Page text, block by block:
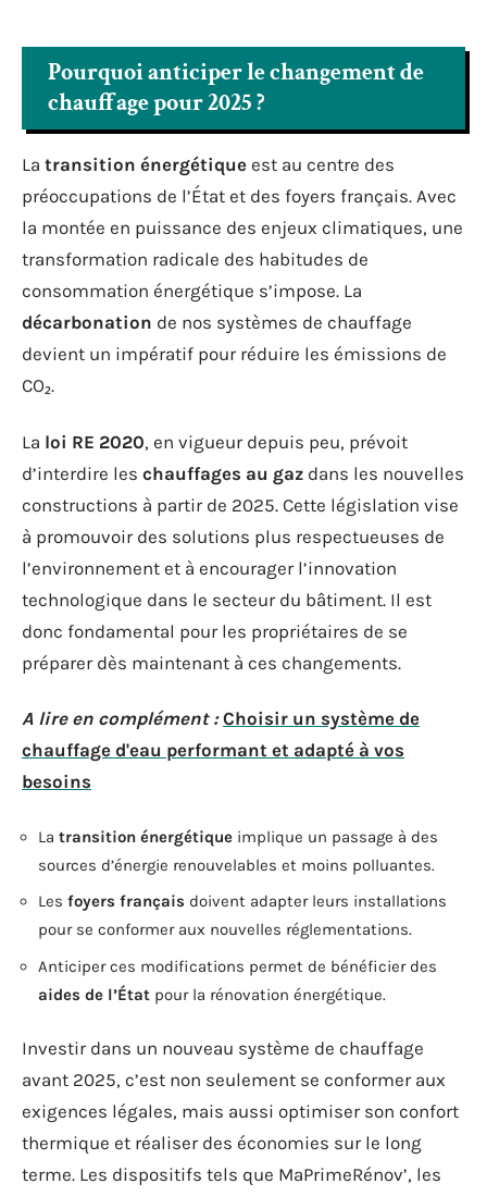
Pourquoi anticiper le changement de
chauffage pour 2025 ?
La transition énergétique est au centre des
préoccupations de l’État et des foyers français. Avec
la montée en puissance des enjeux climatiques, une
transformation radicale des habitudes de
consommation énergétique s’impose. La
décarbonation de nos systèmes de chauffage
devient un impératif pour réduire les émissions de
CO₂.
La loi RE 2020, en vigueur depuis peu, prévoit
d’interdire les chauffages au gaz dans les nouvelles
constructions à partir de 2025. Cette législation vise
à promouvoir des solutions plus respectueuses de
l’environnement et à encourager l’innovation
technologique dans le secteur du bâtiment. Il est
donc fondamental pour les propriétaires de se
préparer dès maintenant à ces changements.
A lire en complément : Choisir un système de
chauffage d'eau performant et adapté à vos
besoins
La transition énergétique implique un passage à des
sources d’énergie renouvelables et moins polluantes.
Les foyers français doivent adapter leurs installations
pour se conformer aux nouvelles réglementations.
Anticiper ces modifications permet de bénéficier des
aides de l’État pour la rénovation énergétique.
Investir dans un nouveau système de chauffage
avant 2025, c’est non seulement se conformer aux
exigences légales, mais aussi optimiser son confort
thermique et réaliser des économies sur le long
terme. Les dispositifs tels que MaPrimeRénov’, les